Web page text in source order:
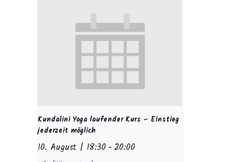
Kundalini Yoga laufender Kurs – Einstieg
jederzeit möglich
10. August | 18:30 -20:00